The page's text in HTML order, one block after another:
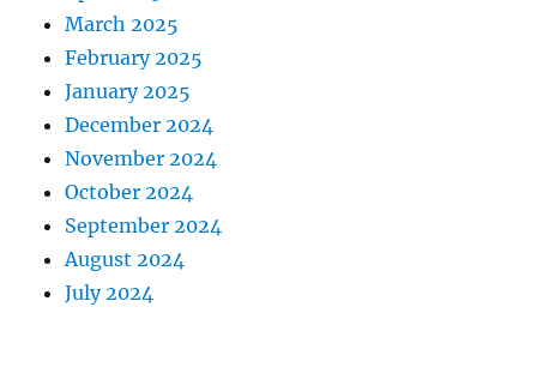
March 2025
February 2025
January 2025
December 2024
November 2024
October 2024
September 2024
August 2024
July 2024